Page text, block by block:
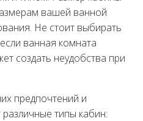
вашей ванной
Не стоит выбирать
ванная комната
создать неудобства при
предпочтений и
типы кабин: